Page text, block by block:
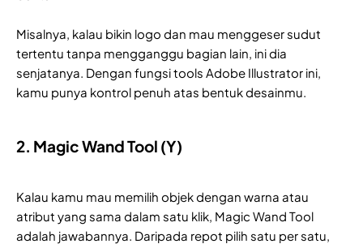
Misalnya, kalau bikin logo dan mau menggeser sudut
tertentu tanpa mengganggu bagian lain, ini dia
senjatanya. Dengan fungsi tools Adobe Illustrator ini,
kamu punya kontrol penuh atas bentuk desainmu.
2. Magic Wand Tool (Y)
Kalau kamu mau memilih objek dengan warna atau
atribut yang sama dalam satu klik, Magic Wand Tool
adalah jawabannya. Daripada repot pilih satu per satu,